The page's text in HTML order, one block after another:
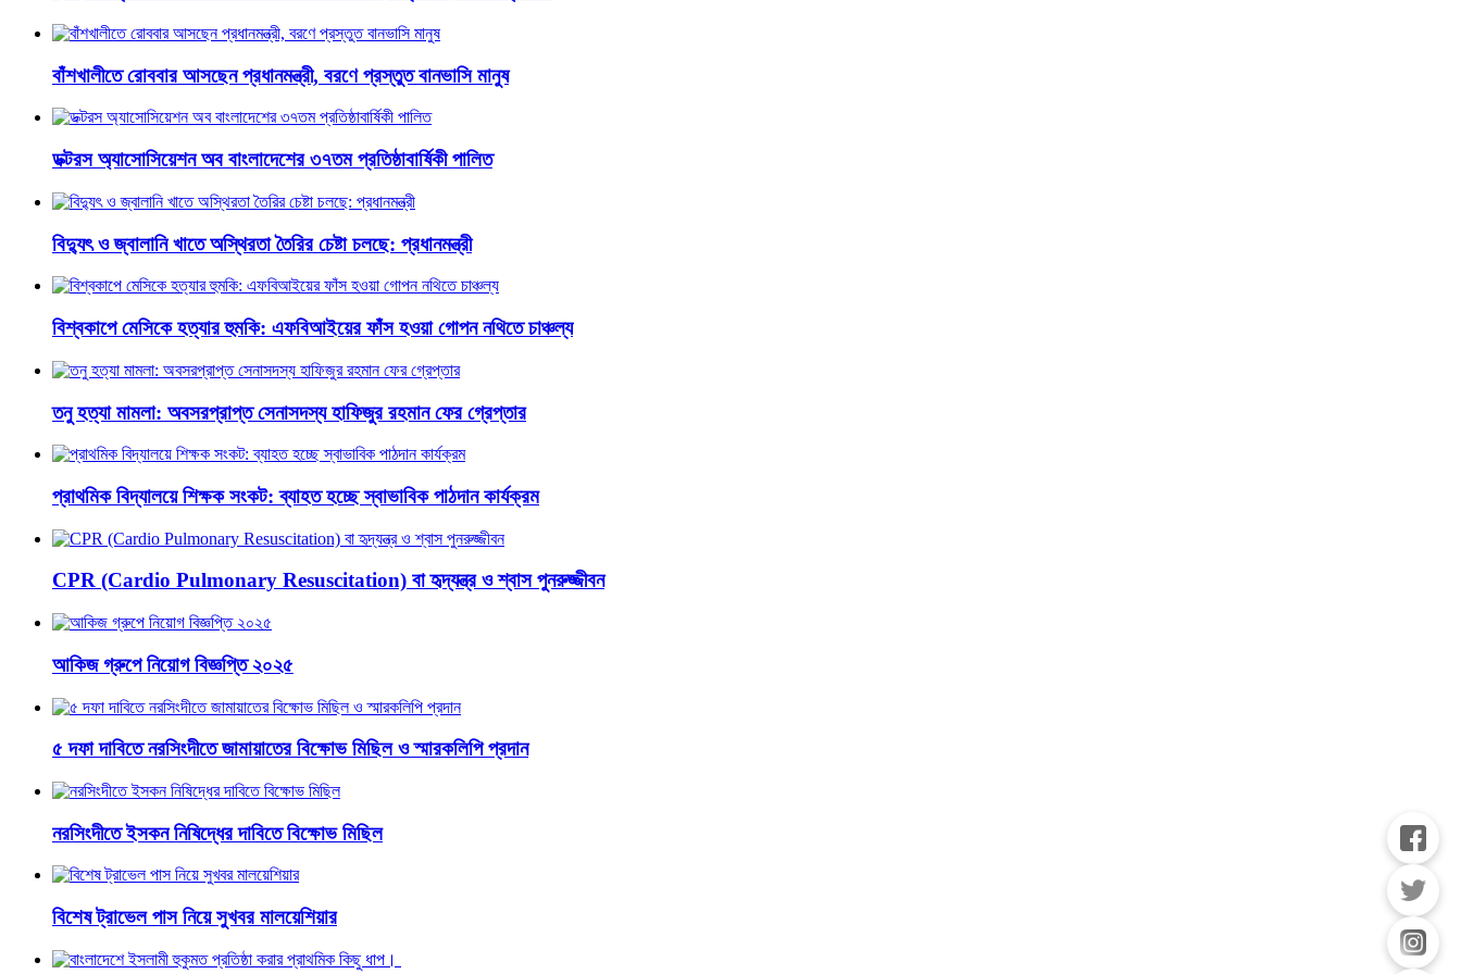
বাঁশখালীতে রোববার আসছেন প্রধানমন্ত্রী, বরণে প্রস্তুত বানভাসি মানুষ
ডক্টরস অ্যাসোসিয়েশন অব বাংলাদেশের ৩৭তম প্রতিষ্ঠাবার্ষিকী পালিত
বিদ্যুৎ ও জ্বালানি খাতে অস্থিরতা তৈরির চেষ্টা চলছে: প্রধানমন্ত্রী
বিশ্বকাপে মেসিকে হত্যার হুমকি: এফবিআইয়ের ফাঁস হওয়া গোপন নথিতে চাঞ্চল্য
তনু হত্যা মামলা: অবসরপ্রাপ্ত সেনাসদস্য হাফিজুর রহমান ফের গ্রেপ্তার
প্রাথমিক বিদ্যালয়ে শিক্ষক সংকট: ব্যাহত হচ্ছে স্বাভাবিক পাঠদান কার্যক্রম
CPR (Cardio Pulmonary Resuscitation) বা হৃদ্‌যন্ত্র ও শ্বাস পুনরুজ্জীবন
আকিজ গ্রুপে নিয়োগ বিজ্ঞপ্তি ২০২৫
৫ দফা দাবিতে নরসিংদীতে জামায়াতের বিক্ষোভ মিছিল ও স্মারকলিপি প্রদান
নরসিংদীতে ইসকন নিষিদ্ধের দাবিতে বিক্ষোভ মিছিল
বিশেষ ট্রাভেল পাস নিয়ে সুখবর মালয়েশিয়ার